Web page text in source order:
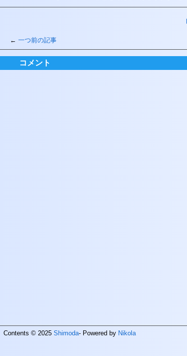
一つ前の記事
コメント
Contents © 2025 Shimoda- Powered by Nikola